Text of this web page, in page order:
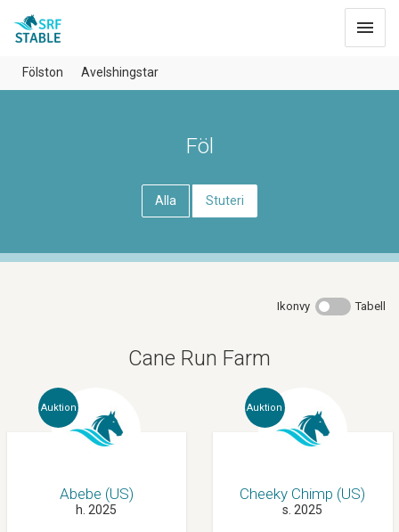
Toggle
Fölston Avelshingstar
Föl
Alla Stuteri
Ikonvy Tabell
Cane Run Farm
Auktion
Abebe (US)
h. 2025
Auktion
Cheeky Chimp (US)
s. 2025